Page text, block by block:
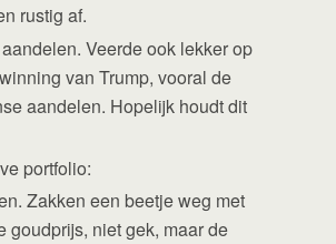
rustig af.
Veerde ook lekker op
van Trump, vooral de
aandelen. Hopelijk houdt dit
portfolio:
Zakken een beetje weg met
goudprijs, niet gek, maar de